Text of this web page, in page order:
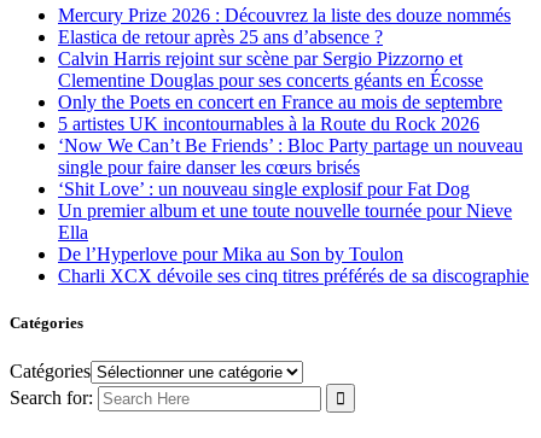
Mercury Prize 2026 : Découvrez la liste des douze nommés
Elastica de retour après 25 ans d’absence ?
Calvin Harris rejoint sur scène par Sergio Pizzorno et
Clementine Douglas pour ses concerts géants en Écosse
Only the Poets en concert en France au mois de septembre
5 artistes UK incontournables à la Route du Rock 2026
‘Now We Can’t Be Friends’ : Bloc Party partage un nouveau
single pour faire danser les cœurs brisés
‘Shit Love’ : un nouveau single explosif pour Fat Dog
Un premier album et une toute nouvelle tournée pour Nieve
Ella
De l’Hyperlove pour Mika au Son by Toulon
Charli XCX dévoile ses cinq titres préférés de sa discographie
Catégories
Catégories
Search for: